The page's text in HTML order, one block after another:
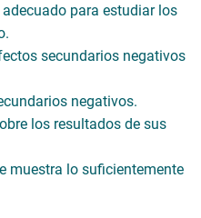
para estudiar los
secundarios negativos
negativos.
los resultados de sus
muestra lo suficientemente